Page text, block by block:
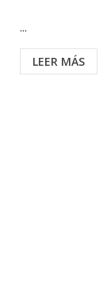
...
LEER MÁS